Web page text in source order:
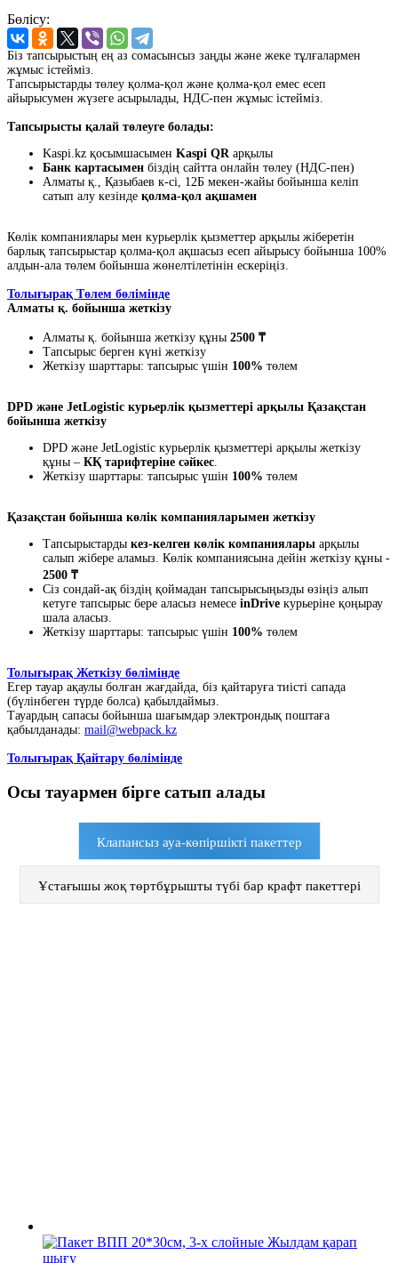
Бөлісу:
Біз тапсырыстың ең аз сомасынсыз заңды және жеке тұлғалармен
жұмыс істейміз.
Тапсырыстарды төлеу қолма-қол және қолма-қол емес есеп
айырысумен жүзеге асырылады, НДС-пен жұмыс істейміз.
Тапсырысты қалай төлеуге болады:
Kaspi.kz қосымшасымен Kaspi QRарқылы
Банк картасымен біздің сайтта онлайн төлеу (НДС-пен)
Алматы қ., Қазыбаев к-сі, 12Б мекен-жайы бойынша келіп
сатып алу кезінде қолма-қол ақшамен
Көлік компаниялары мен курьерлік қызметтер арқылы жіберетін
барлық тапсырыстар қолма-қол ақшасыз есеп айырысу бойынша 100%
алдын-ала төлем бойынша жөнелтілетінін ескеріңіз.
Толығырақ Төлем бөлімінде
Алматы қ. бойынша жеткізу
Алматы қ. бойынша жеткізу құны 2500 ₸
Тапсырыс берген күні жеткізу
Жеткізу шарттары: тапсырыс үшін 100% төлем
DPD және JetLogistic курьерлік қызметтері арқылы Қазақстан
бойынша жеткізу
DPD және JetLogistic курьерлік қызметтері арқылы жеткізу
құны – КҚ тарифтеріне сәйкес.
Жеткізу шарттары: тапсырыс үшін 100% төлем
Қазақстан бойынша көлік компанияларымен жеткізу
Тапсырыстарды кез-келген көлік компаниялары арқылы
салып жібере аламыз. Көлік компаниясына дейін жеткізу құны -
2500 ₸
Сіз сондай-ақ біздің қоймадан тапсырысыңызды өзіңіз алып
кетуге тапсырыс бере аласыз немесе inDrive курьеріне қоңырау
шала аласыз.
Жеткізу шарттары: тапсырыс үшін 100% төлем
Толығырақ Жеткізу бөлімінде
Егер тауар ақаулы болған жағдайда, біз қайтаруға тиісті сапада
(бүлінбеген түрде болса) қабылдаймыз.
Тауардың сапасы бойынша шағымдар электрондық поштаға
қабылданады: mail@webpack.kz
Толығырақ Қайтару бөлімінде
Осы тауармен бірге сатып алады
Клапансыз ауа-көпіршікті пакеттер
Ұстағышы жоқ төртбұрышты түбі бар крафт пакеттері
Жылдам қарап
шығу